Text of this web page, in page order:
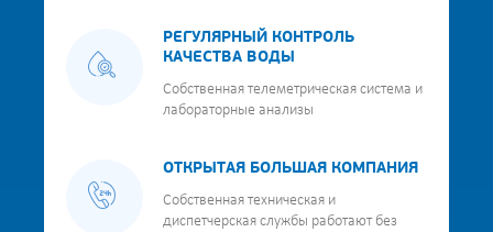
РЕГУЛЯРНЫЙ КОНТРОЛЬ
КАЧЕСТВА ВОДЫ
Собственная телеметрическая система и
лабораторные анализы
ОТКРЫТАЯ БОЛЬШАЯ КОМПАНИЯ
Собственная техническая и
диспетчерская службы работают без